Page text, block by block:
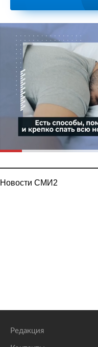
Новости СМИ2
Редакция